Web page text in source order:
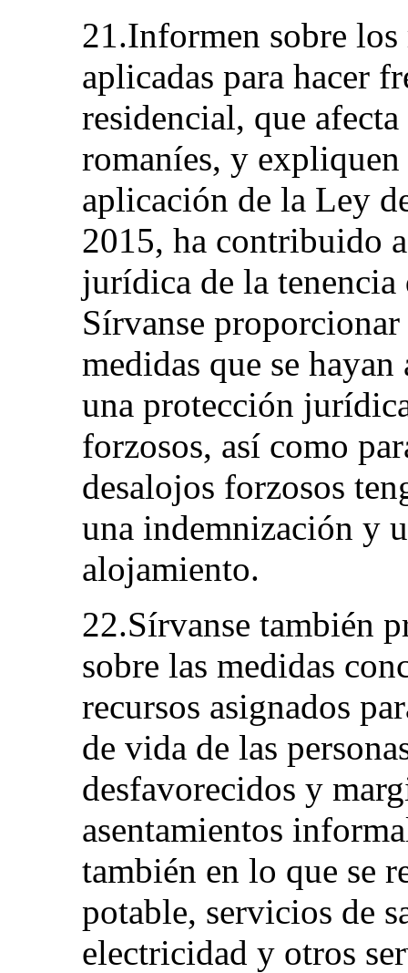
21.Informen sobre los
aplicadas para hacer
residencial, que
romaníes, y
aplicación de la Ley
2015, ha contribuido
jurídica de la
Sírvanse
medidas que se
una protección
forzosos, así como
desalojos forzosos
una indemnización y
alojamiento.
22.Sírvanse también
sobre las medidas
recursos asignados
de vida de las
desfavorecidos y
asentamientos
también en lo que se
potable, servicios de
electricidad y otros